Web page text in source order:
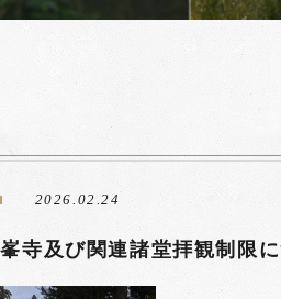
2026.02.24
寺及び関連諸堂拝観制限に